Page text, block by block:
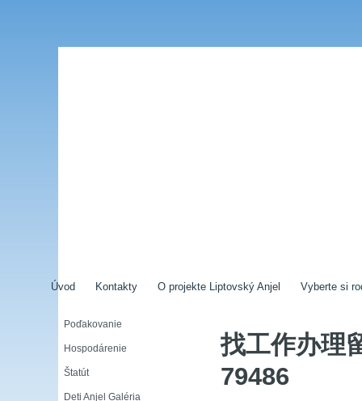
Úvod Kontakty O projekte Liptovský Anjel Vyberte si
Poďakovanie
Hospodárenie
Štatút
Deti Anjel Galéria
找工作办理
79486